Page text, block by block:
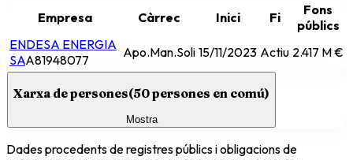
Empresa Càrrec Inici Fi
Fons
públics
ENDESA ENERGIA
SAA81948077 Apo.Man.Soli 15/11/2023 Actiu 2.417 M €
Xarxa de persones(50persones en comú)
Mostra
Dades procedents de registres públics i obligacions de